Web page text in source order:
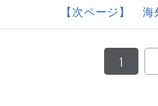
【次ページ】 海
1